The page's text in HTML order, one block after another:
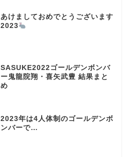
あけましておめでとうございます
2023
SASUKE2022ゴールデンボンバ
ー鬼龍院翔・喜矢武豊 結果まと
め
2023年は4人体制のゴールデンボ
ンバーで…